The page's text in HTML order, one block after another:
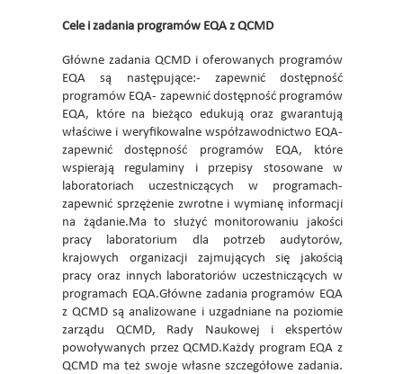
Cele i zadania programów EQA z QCMD
Główne zadania QCMD i oferowanych programów
EQA są następujące:- zapewnić dostępność
programów EQA- zapewnić dostępność programów
EQA, które na bieżąco edukują oraz gwarantują
właściwe i weryfikowalne współzawodnictwo EQA-
zapewnić dostępność programów EQA, które
wspierają regulaminy i przepisy stosowane w
laboratoriach uczestniczących w programach-
zapewnić sprzężenie zwrotne i wymianę informacji
na żądanie.Ma to służyć monitorowaniu jakości
pracy laboratorium dla potrzeb audytorów,
krajowych organizacji zajmujących się jakością
pracy oraz innych laboratoriów uczestniczących w
programach EQA.Główne zadania programów EQA
z QCMD są analizowane i uzgadniane na poziomie
zarządu QCMD, Rady Naukowej i ekspertów
powoływanych przez QCMD.Każdy program EQA z
QCMD ma też swoje własne szczegółowe zadania.